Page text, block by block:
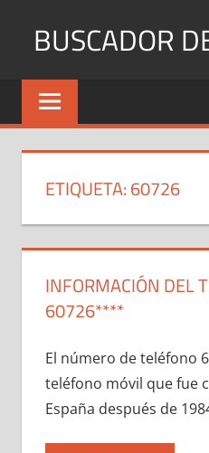
BUSCADOR
Identifica
Números
y
ETIQUETA:60726
INFORMACIÓN DEL
60726****
El número dе teléfono
teléfono móvil quе fue
España después dе